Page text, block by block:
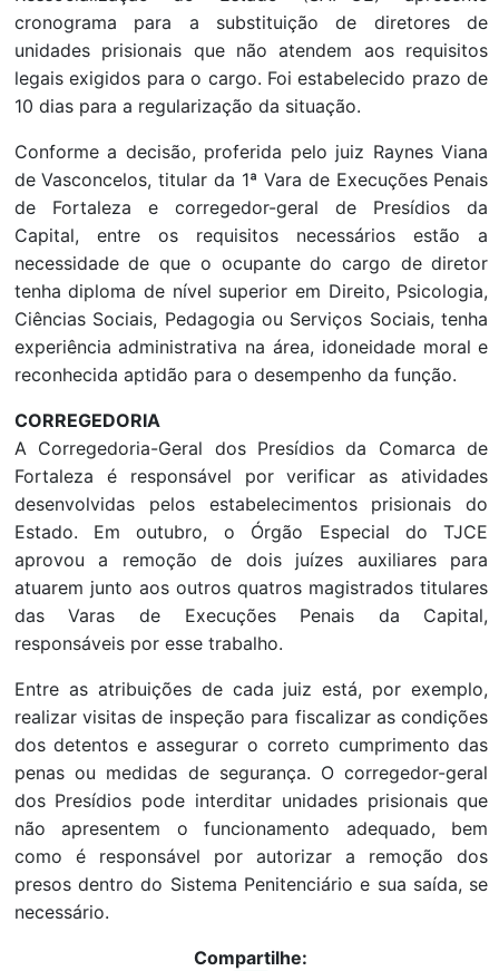
cronograma para a substituição de diretores de
unidades prisionais que não atendem aos requisitos
legais exigidos para o cargo. Foi estabelecido prazo de
10 dias para a regularização da situação.
Conforme a decisão, proferida pelo juiz Raynes Viana
de Vasconcelos, titular da 1ª Vara de Execuções Penais
de Fortaleza e corregedor-geral de Presídios da
Capital, entre os requisitos necessários estão a
necessidade de que o ocupante do cargo de diretor
tenha diploma de nível superior em Direito, Psicologia,
Ciências Sociais, Pedagogia ou Serviços Sociais, tenha
experiência administrativa na área, idoneidade moral e
reconhecida aptidão para o desempenho da função.
CORREGEDORIA
A Corregedoria-Geral dos Presídios da Comarca de
Fortaleza é responsável por verificar as atividades
desenvolvidas pelos estabelecimentos prisionais do
Estado. Em outubro, o Órgão Especial do TJCE
aprovou a remoção de dois juízes auxiliares para
atuarem junto aos outros quatros magistrados titulares
das Varas de Execuções Penais da Capital,
responsáveis por esse trabalho.
Entre as atribuições de cada juiz está, por exemplo,
realizar visitas de inspeção para fiscalizar as condições
dos detentos e assegurar o correto cumprimento das
penas ou medidas de segurança. O corregedor-geral
dos Presídios pode interditar unidades prisionais que
não apresentem o funcionamento adequado, bem
como é responsável por autorizar a remoção dos
presos dentro do Sistema Penitenciário e sua saída, se
necessário.
Compartilhe: